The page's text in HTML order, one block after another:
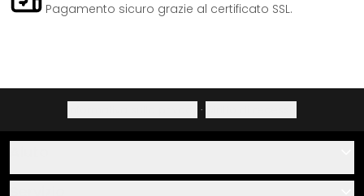
Pagamento sicuro grazie al certificato SSL.
·